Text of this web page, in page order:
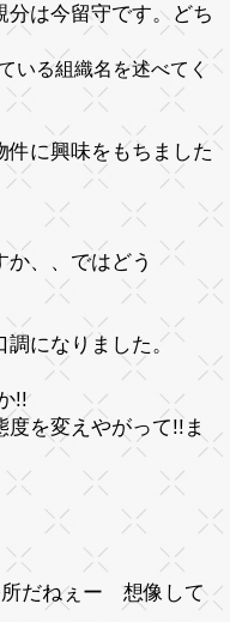
分は今留守です。どち
いる組織名を述べてく
件に興味をもちました
か、、ではどう
になりました。
!!
を変えやがって!!ま
所だねぇー 想像して